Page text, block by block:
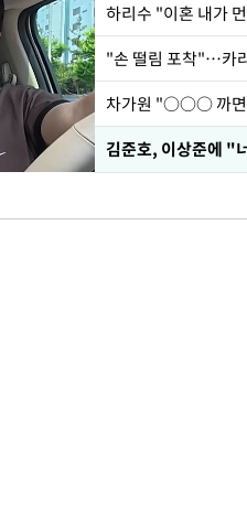
하리수 "이혼 내가
"손 떨림 포착"…카
김준호, 이상준에 "